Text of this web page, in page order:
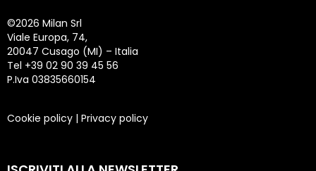
©2026 Milan Srl
Viale Europa, 74,
20047 Cusago (MI) – Italia
Tel +39 02 90 39 45 56
P.Iva 03835660154
Cookie policy | Privacy policy